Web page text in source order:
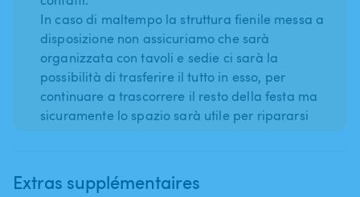
In caso di maltempo la struttura fienile messa a
disposizione non assicuriamo che sarà
organizzata con tavoli e sedie ci sarà la
possibilità di trasferire il tutto in esso, per
continuare a trascorrere il resto della festa ma
sicuramente lo spazio sarà utile per ripararsi
Extras supplémentaires